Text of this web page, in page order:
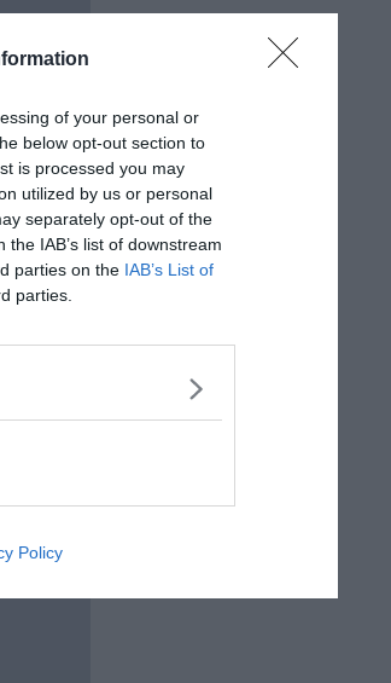
of your personal or
below opt-out section to
is processed you may
utilized by us or personal
separately opt-out of the
IAB’s list of downstream
parties on the IAB’s List of
parties.
Policy